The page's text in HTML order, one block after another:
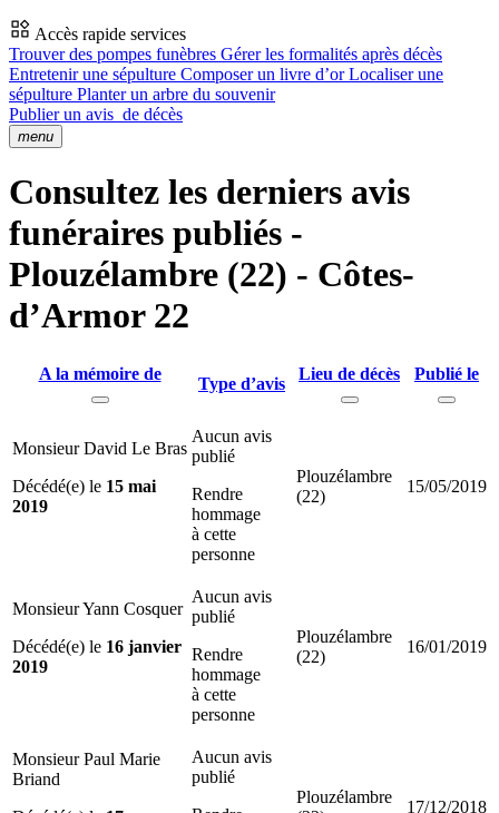
Accès rapide services
Trouver des pompes funèbres Gérer les formalités après décès
Entretenir une sépulture Composer un livre d’orLocaliser une
sépulture Planter un arbre du souvenir
Publier un avis de décès
menu
Consultez les derniers avis
funéraires publiés -
Plouzélambre (22) - Côtes-
d’Armor 22
A la mémoire de
Type d’avis
Lieu de décès Publié le
Monsieur David Le Bras
Décédé(e) le 15 mai
2019
Aucun avis
publié
Rendre
hommage
à cette
personne
Plouzélambre
(22)
15/05/2019
Monsieur Yann Cosquer
Décédé(e) le 16 janvier
2019
Aucun avis
publié
Rendre
hommage
à cette
personne
Plouzélambre
(22)
16/01/2019
Monsieur Paul Marie
Briand
Aucun avis
publié
Plouzélambre
17/12/2018